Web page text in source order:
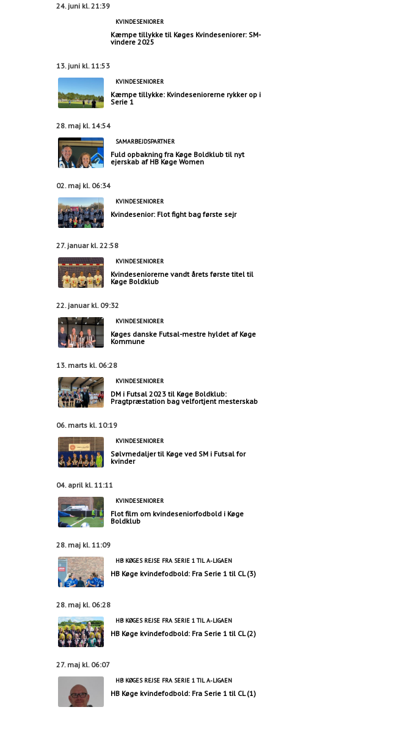
24. juni kl. 21:39
KVINDESENIORER
Kæmpe tillykke til Køges Kvindeseniorer: SM-
vindere 2025
13. juni kl. 11:53
KVINDESENIORER
Kæmpe tillykke: Kvindeseniorerne rykker op i
Serie 1
28. maj kl. 14:54
SAMARBEJDSPARTNER
Fuld opbakning fra Køge Boldklub til nyt
ejerskab af HB Køge Women
02. maj kl. 06:34
KVINDESENIORER
Kvindesenior: Flot fight bag første sejr
27. januar kl. 22:58
KVINDESENIORER
Kvindeseniorerne vandt årets første titel til
Køge Boldklub
22. januar kl. 09:32
KVINDESENIORER
Køges danske Futsal-mestre hyldet af Køge
Kommune
13. marts kl. 06:28
KVINDESENIORER
DM i Futsal 2023 til Køge Boldklub:
Pragtpræstation bag velfortjent mesterskab
06. marts kl. 10:19
KVINDESENIORER
Sølvmedaljer til Køge ved SM i Futsal for
kvinder
04. april kl. 11:11
KVINDESENIORER
Flot film om kvindeseniorfodbold i Køge
Boldklub
28. maj kl. 11:09
HB KØGES REJSE FRA SERIE 1 TIL A-LIGAEN
HB Køge kvindefodbold: Fra Serie 1 til CL (3)
28. maj kl. 06:28
HB KØGES REJSE FRA SERIE 1 TIL A-LIGAEN
HB Køge kvindefodbold: Fra Serie 1 til CL (2)
27. maj kl. 06:07
HB KØGES REJSE FRA SERIE 1 TIL A-LIGAEN
HB Køge kvindefodbold: Fra Serie 1 til CL (1)